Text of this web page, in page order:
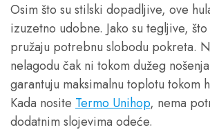
Osim što su stilski dopadljive, ove
izuzetno udobne. Jako su tegljive,
pružaju potrebnu slobodu pokreta.
nelagodu čak ni tokom dužeg
garantuju maksimalnu toplotu tokom
Kada nosite Termo Unihop, nema
dodatnim slojevima odeće.